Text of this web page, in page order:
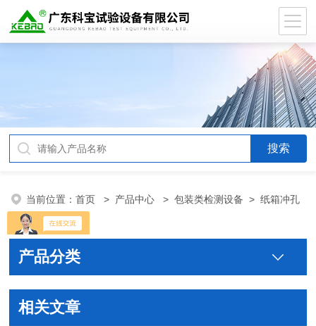
当前位置：首页 > 产品中心 >包装类检测设备 >纸箱冲孔
试验机
产品分类
相关文章